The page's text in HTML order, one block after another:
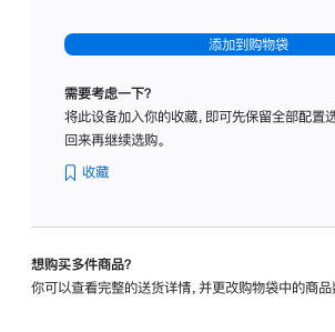
-
标
璃
转
添加到购物袋
需要考虑一下？
将此设备加入你的收藏，即可先保留全部配置
回来再继续选购。
收藏
想购买多件商品？
你可以查看完整的送货详情，并更改购物袋中的商品